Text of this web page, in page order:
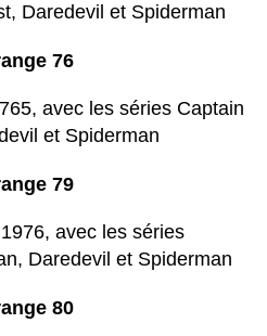
Daredevil et Spiderman
76
avec les séries Captain
et Spiderman
79
avec les séries
Daredevil et Spiderman
80